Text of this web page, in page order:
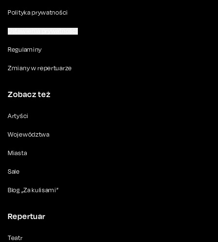
Polityka prywatności
Regulaminy
Zmiany w repertuarze
Zobacz też
Artyści
Województwa
Miasta
Sale
Blog „Za kulisami”
Repertuar
Teatr